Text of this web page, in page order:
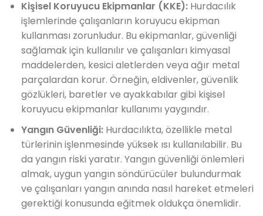
Kişisel Koruyucu Ekipmanlar (KKE):Hurdacılık
işlemlerinde çalışanların koruyucu ekipman
kullanması zorunludur. Bu ekipmanlar, güvenliği
sağlamak için kullanılır ve çalışanları kimyasal
maddelerden, kesici aletlerden veya ağır metal
parçalardan korur. Örneğin, eldivenler, güvenlik
gözlükleri, baretler ve ayakkabılar gibi kişisel
koruyucu ekipmanlar kullanımı yaygındır.
Yangın Güvenliği:Hurdacılıkta, özellikle metal
türlerinin işlenmesinde yüksek ısı kullanılabilir. Bu
da yangın riski yaratır. Yangın güvenliği önlemleri
almak, uygun yangın söndürücüler bulundurmak
ve çalışanları yangın anında nasıl hareket etmeleri
gerektiği konusunda eğitmek oldukça önemlidir.